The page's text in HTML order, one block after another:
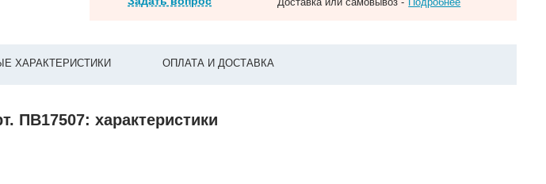
ХАРАКТЕРИСТИКИ ОПЛАТА И ДОСТАВКА
ПВ17507: характеристики